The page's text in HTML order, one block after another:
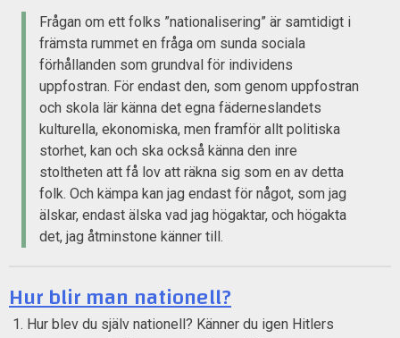
Frågan om ett folks ”nationalisering” är samtidigt i
främsta rummet en fråga om sunda sociala
förhållanden som grundval för individens
uppfostran. För endast den, som genom uppfostran
och skola lär känna det egna fäderneslandets
kulturella, ekonomiska, men framför allt politiska
storhet, kan och ska också känna den inre
stoltheten att få lov att räkna sig som en av detta
folk. Och kämpa kan jag endast för något, som jag
älskar, endast älska vad jag högaktar, och högakta
det, jag åtminstone känner till.
Hur blir man nationell?
Hur blev du själv nationell? Känner du igen Hitlers